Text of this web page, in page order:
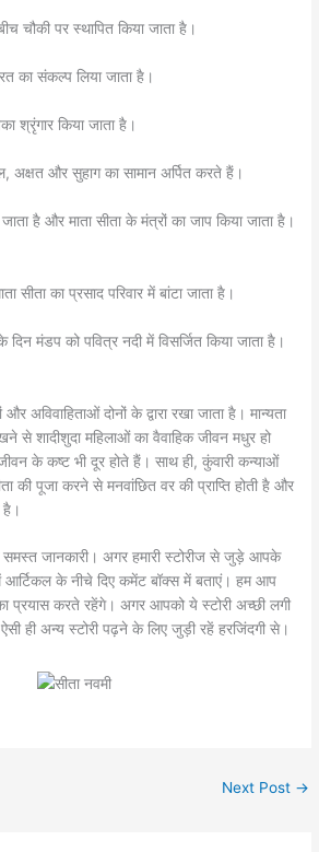
चौकी पर स्थापित किया जाता है।
का संकल्प लिया जाता है।
श्रृंगार किया जाता है।
अक्षत और सुहाग का सामान अर्पित करते हैं।
जाता है और माता सीता के मंत्रों का जाप किया जाता है।
सीता का प्रसाद परिवार में बांटा जाता है।
दिन मंडप को पवित्र नदी में विसर्जित किया जाता है।
अविवाहिताओं दोनों के द्वारा रखा जाता है। मान्यता
से शादीशुदा महिलाओं का वैवाहिक जीवन मधुर हो
के कष्ट भी दूर होते हैं। साथ ही, कुंवारी कन्याओं
की पूजा करने से मनवांछित वर की प्राप्ति होती है और
समस्त जानकारी। अगर हमारी स्टोरीज से जुड़े आपके
के नीचे दिए कमेंट बॉक्स में बताएं। हम आप
प्रयास करते रहेंगे। अगर आपको ये स्टोरी अच्छी लगी
ही अन्य स्टोरी पढ़ने के लिए जुड़ी रहें हरजिंदगी से।
Next Post →